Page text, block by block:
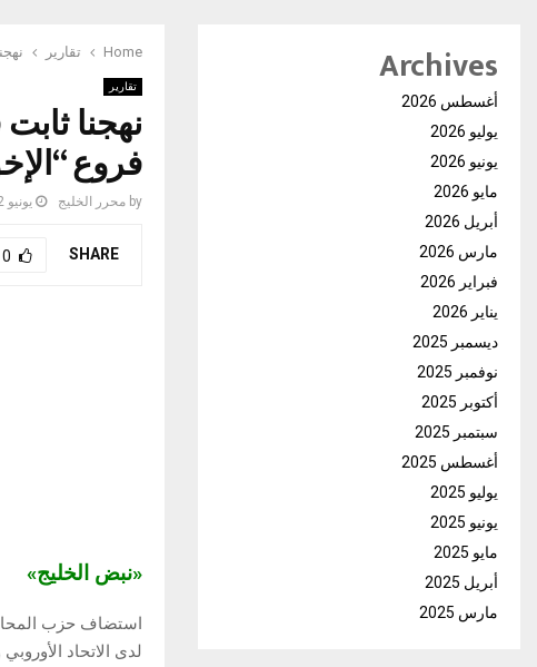
Home تقارير
تقارير
نهجنا
فروع
by محرر الخليج يونيو 2, 2026
SHARE
0
«نبض الخليج»
استضاف حزب
لدى الاتحاد
Archives
أغسطس 2026
يوليو 2026
يونيو 2026
مايو 2026
أبريل 2026
مارس 2026
فبراير 2026
يناير 2026
ديسمبر 2025
نوفمبر 2025
أكتوبر 2025
سبتمبر 2025
أغسطس 2025
يوليو 2025
يونيو 2025
مايو 2025
أبريل 2025
مارس 2025